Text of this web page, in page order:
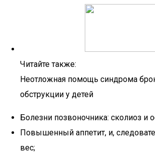
Читайте также:
Неотложная помощь синдрома
обструкции у детей
Болезни позвоночника: сколиоз и
Повышенный аппетит, и,
вес;